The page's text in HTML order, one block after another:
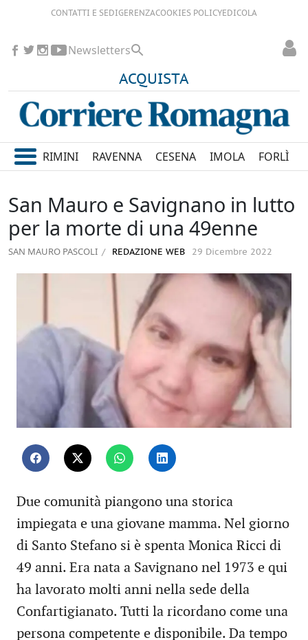
CONTATTI E SEDIGERENZACOOKIES POLICYEDICOLA
ACQUISTA
Newsletters
RIMINI RAVENNA CESENA IMOLA FORLÌ
San Mauro e Savignano in lutto
per la morte di una 49enne
SAN MAURO PASCOLI REDAZIONE WEB 29 Dicembre 2022
Due comunità piangono una storica
impiegata e una giovane mamma. Nel giorno
di Santo Stefano si è spenta Monica Ricci di
49 anni. Era nata a Savignano nel 1973 e qui
ha lavorato molti anni nella sede della
Confartigianato. Tutti la ricordano come una
persona competente e disponibile. Da tempo